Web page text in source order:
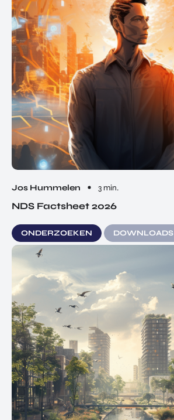
Jos Hummelen 3 min.
NDS Factsheet 2026
ONDERZOEKEN DOWNLOADS